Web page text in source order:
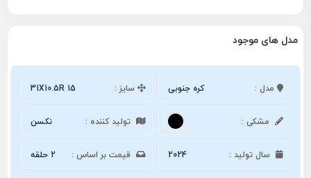
مدل های موجود
مدل : کره جنوبی سایز : 31X10.5R 15
مشکی : تولید کننده : نکسن
سال تولید : 2024 قیمت بر اساس : 2 حلقه